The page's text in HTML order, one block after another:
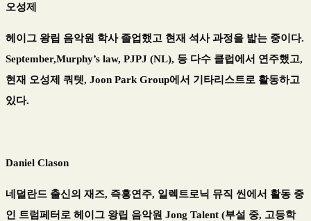
오성제
헤이그 왕립 음악원 학사 졸업했고 현재 석사 과정을 밟는 중이다.
September,Murphy’s law, PJPJ (NL), 등 다수 클럽에서 연주했고,
현재 오성제 쿼텟, Joon Park Group에서 기타리스트로 활동하고
있다.
Daniel Clason
네덜란드 출신의 재즈, 즉흥연주, 일렉트로닉 뮤직 씬에서 활동 중
인 트럼페터로 헤이그 왕립 음악원 Jong Talent (부설 중, 고등학